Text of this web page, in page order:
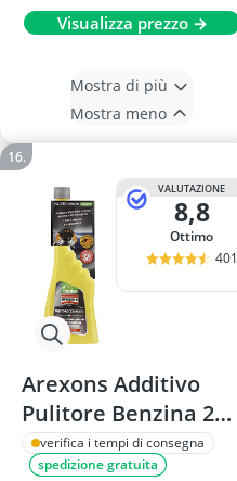
Visualizza prezzo →
Mostra di più
Mostra meno
VALUTAZIONE
8,8
Ottimo
401
Arexons Additivo
Pulitore Benzina 250
mlverifica i tempi di consegna
spedizione gratuita